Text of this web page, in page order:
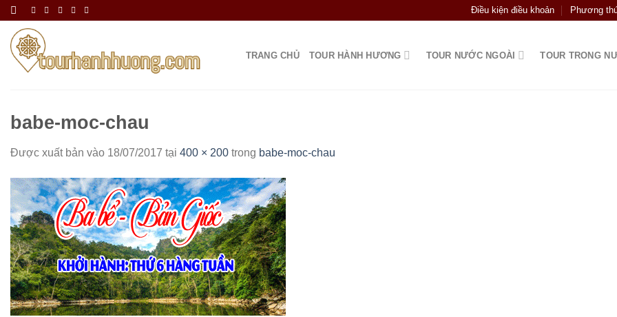
Bỏ
nội
dung
Điều kiện điều khoản Phương
TRANG CHỦ TOUR HÀNH HƯƠNG TOUR NƯỚC NGOÀI TOUR TRONG
babe-moc-chau
Được xuất bản vào 18/07/2017 tại 400 × 200 trong babe-moc-chau